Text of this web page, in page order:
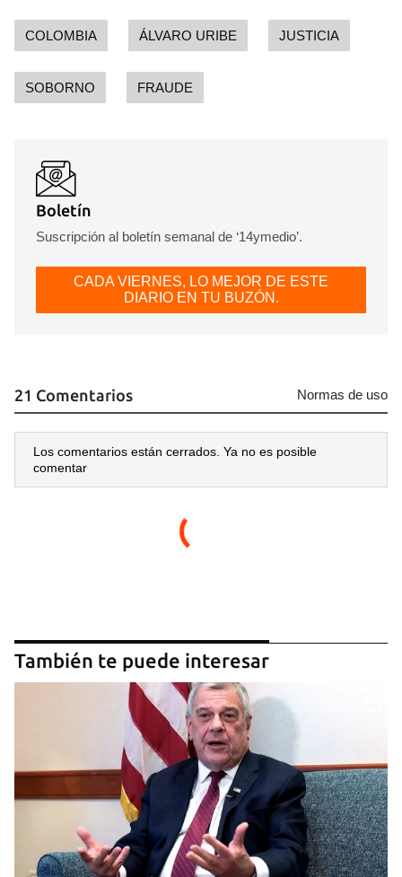
Para poder guardar como favorito, primero has de
iniciar sesión con tu cuenta de 14ymedio.
COLOMBIA ÁLVARO URIBE JUSTICIA
SOBORNO FRAUDE
Boletín
Suscripción al boletín semanal de ‘14ymedio’.
CADA VIERNES, LO MEJOR DE ESTE
DIARIO EN TU BUZÓN.
21 Comentarios Normas de uso
Los comentarios están cerrados. Ya no es posible
comentar
También te puede interesar